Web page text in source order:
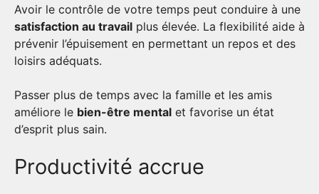
Avoir le contrôle de votre temps peut conduire à une
satisfaction au travail plus élevée. La flexibilité aide à
prévenir l’épuisement en permettant un repos et des
loisirs adéquats.
Passer plus de temps avec la famille et les amis
améliore le bien-être mental et favorise un état
d’esprit plus sain.
Productivité accrue